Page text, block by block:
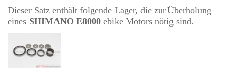
Dieser Satz enthält folgende Lager, die zurÜberholung
eines SHIMANO E8000 ebike Motors nötig sind.